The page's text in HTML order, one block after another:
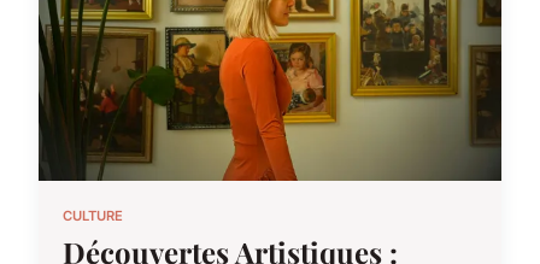
CULTURE
Découvertes Artistiques :